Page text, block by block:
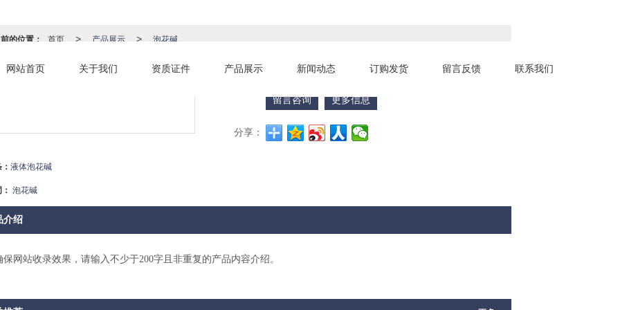
网站首页 关于我们 资质证件 产品展示 新闻动态 订购发货 留言反馈 联系我们
的位置： 首页 > 产品展示 > 泡花碱
泡花碱
留言咨询 更多信息
分享：
液体泡花碱
泡花碱
介绍
保网站收录效果，请输入不少于200字且非重复的产品内容介绍。